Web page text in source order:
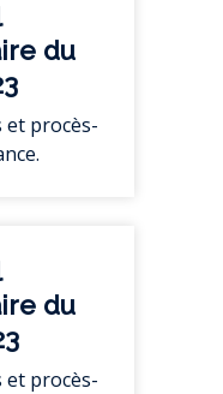
du
et procès-
du
et procès-